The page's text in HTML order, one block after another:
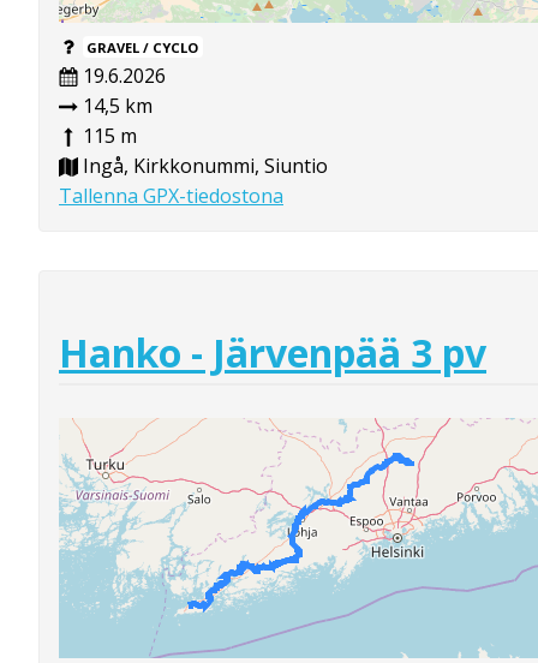
GRAVEL / CYCLO
19.6.2026
14,5 km
115 m
Ingå, Kirkkonummi, Siuntio
Tallenna GPX-tiedostona
Hanko - Järvenpää 3 pv